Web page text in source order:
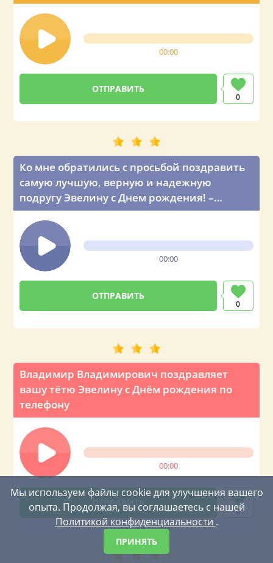
00:00
0
Ко мне обратились с просьбой поздравить
самую лучшую, верную и надежную
подругу Эвелину с Днем рождения! –
голосовое поздравление от главы
государства
00:00
0
Владимир Владимирович поздравляет
вашу тётю Эвелину с Днём рождения по
телефону
00:00
0
Мы используем файлы cookie для улучшения вашего
опыта. Продолжая, вы соглашаетесь с нашей
Политикой конфиденциальности .
ПРИНЯТЬ